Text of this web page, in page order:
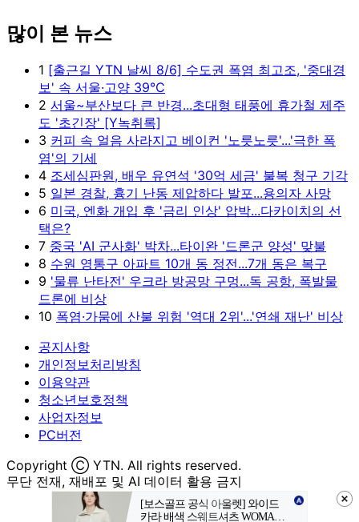
많이 본 뉴스
1 [출근길 YTN 날씨 8/6] 수도권 폭염 최고조, '중대경
보' 속 서울·고양 39℃
2 서울~부산보다 큰 반경...초대형 태풍에 휴가철 제주
도 '초긴장' [Y녹취록]
3 커피 속 얼음 사라지고 베이컨 '노릇노릇'...'극한 폭
염'의 기세
4 조세심판원, 배우 유연석 '30억 세금' 불복 청구 기각
5 일본 경찰, 흉기 난동 제압하다 발포...용의자 사망
6 미국, 엔화 개입 후 '금리 인상' 압박...다카이치의 선
택은?
7 중국 'AI 군사화' 박차...타이완 '드론군 양성' 맞불
8 수원 영통구 아파트 10개 동 정전...7개 동은 복구
9 '물류 난타전' 우크라 방공망 구멍...독 공항, 폭발물
드론에 비상
10 폭염·가뭄에 산불 위험 '역대 2위'...'연쇄 재난' 비상
공지사항
개인정보처리방침
이용약관
청소년보호정책
사업자정보
PC버전
Copyright Ⓒ YTN. All rights reserved.
무단 전재, 재배포 및 AI 데이터 활용 금지